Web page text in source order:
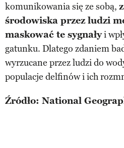
komunikowania się ze sobą,
środowiska przez ludzi
maskować te sygnałyi
gatunku. Dlatego zdaniem
wyrzucane przez ludzi do
populacje delfinów i ich
Źródło: National